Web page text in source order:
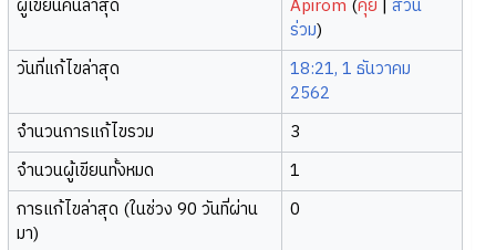
ผู้เขียนคนล่าสุด
Apirom (คุย |ส่วน
ร่วม)
วันที่แก้ไขล่าสุด
18:21, 1 ธันวาคม
2562
จำนวนการแก้ไขรวม
3
จำนวนผู้เขียนทั้งหมด
1
การแก้ไขล่าสุด (ในช่วง 90 วันที่ผ่าน
มา)
0